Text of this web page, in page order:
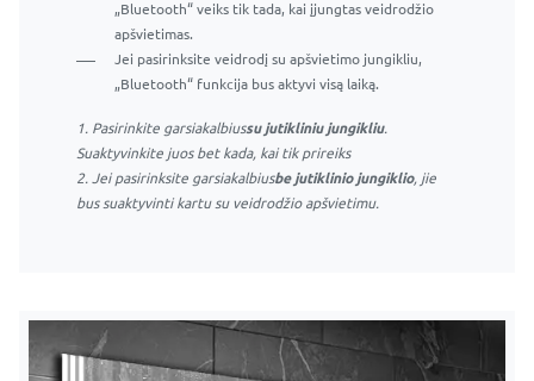
„Bluetooth“ veiks tik tada, kai įjungtas veidrodžio
apšvietimas.
Jei pasirinksite veidrodį su apšvietimo jungikliu,
„Bluetooth“ funkcija bus aktyvi visą laiką.
1. Pasirinkite garsiakalbiussu jutikliniu jungikliu.
Suaktyvinkite juos bet kada, kai tik prireiks
2. Jei pasirinksite garsiakalbiusbe jutiklinio jungiklio, jie
bus suaktyvinti kartu su veidrodžio apšvietimu.